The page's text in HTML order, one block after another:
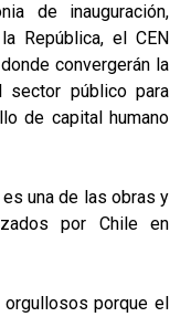
de inauguración,
República, el CEN
convergerán la
sector público para
de capital humano
una de las obras y
por Chile en
porque el